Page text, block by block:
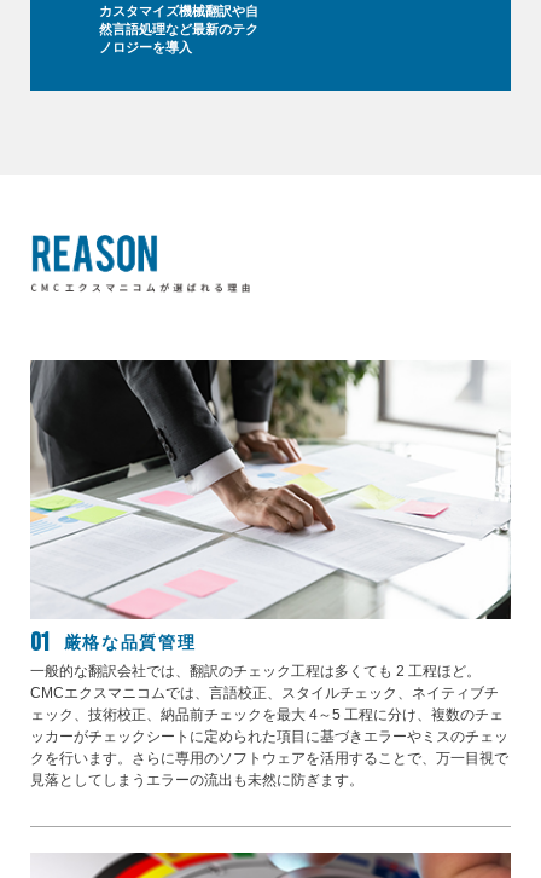
カスタマイズ機械翻訳や自
然言語処理など最新のテク
ノロジーを導入
厳格な品質管理
一般的な翻訳会社では、翻訳のチェック工程は多くても 2 工程ほど。
CMCエクスマニコムでは、言語校正、スタイルチェック、ネイティブチ
ェック、技術校正、納品前チェックを最大 4～5 工程に分け、複数のチェ
ッカーがチェックシートに定められた項目に基づきエラーやミスのチェッ
クを行います。さらに専用のソフトウェアを活用することで、万一目視で
見落としてしまうエラーの流出も未然に防ぎます。